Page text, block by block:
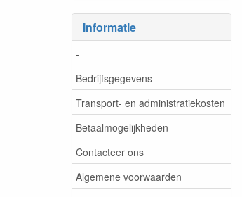
Informatie
-
Bedrijfsgegevens
Transport- en administratiekosten
Betaalmogelijkheden
Contacteer ons
Algemene voorwaarden